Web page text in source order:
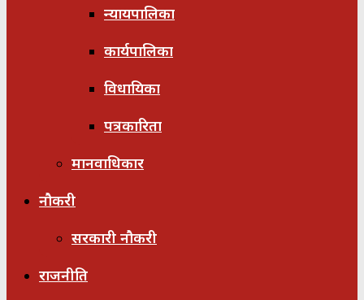
न्यायपालिका
कार्यपालिका
विधायिका
पत्रकारिता
मानवाधिकार
नौकरी
सरकारी नौकरी
राजनीति